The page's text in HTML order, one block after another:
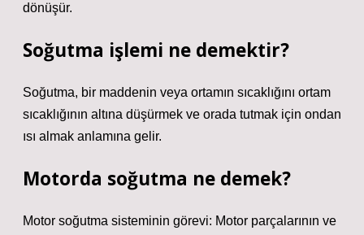
dönüşür.
Soğutma işlemi ne demektir?
Soğutma, bir maddenin veya ortamın sıcaklığını ortam
sıcaklığının altına düşürmek ve orada tutmak için ondan
ısı almak anlamına gelir.
Motorda soğutma ne demek?
Motor soğutma sisteminin görevi: Motor parçalarının ve